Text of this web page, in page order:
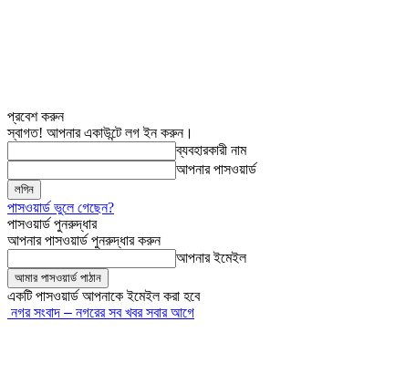
প্রবেশ করুন
স্বাগত! আপনার একাউন্টে লগ ইন করুন।
ব্যবহারকারী নাম
আপনার পাসওয়ার্ড
পাসওয়ার্ড ভুলে গেছেন?
পাসওয়ার্ড পুনরুদ্ধার
আপনার পাসওয়ার্ড পুনরুদ্ধার করুন
আপনার ইমেইল
একটি পাসওয়ার্ড আপনাকে ইমেইল করা হবে
নগর সংবাদ – নগরের সব খবর সবার আগে